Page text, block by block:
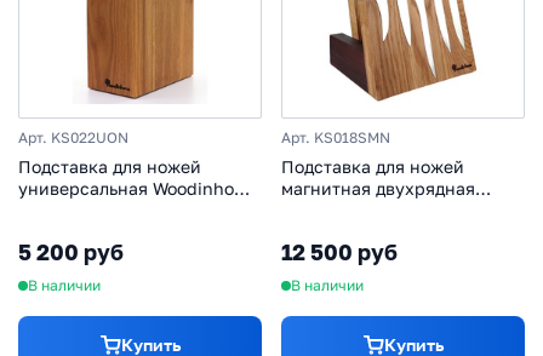
Арт. KS022UON
Подставка для ножей
универсальная Woodinhome
5 200 руб
В наличии
Купить
Арт. KS018SMN
Подставка для ножей
магнитная двухрядная
12 500 руб
В наличии
Купить